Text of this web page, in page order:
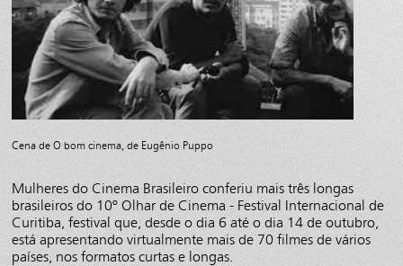
Cena de O bom cinema, de Eugênio Puppo
Mulheres do Cinema Brasileiro conferiu mais três longas
brasileiros do 10º Olhar de Cinema - Festival Internacional de
Curitiba, festival que, desde o dia 6 até o dia 14 de outubro,
está apresentando virtualmente mais de 70 filmes de vários
países, nos formatos curtas e longas.